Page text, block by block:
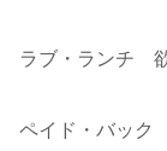
ラブ・ランチ
ペイド・バッ